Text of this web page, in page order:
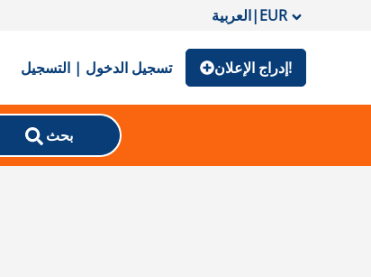
العربية|EUR
تسجيل الدخول | التسجيل إدراج الإعلان!
بحث